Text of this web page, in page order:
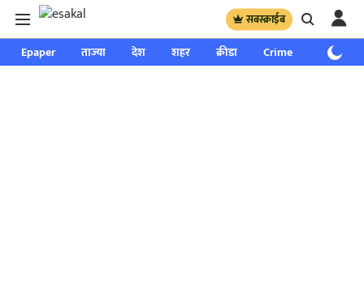
सबस्क्राईब
Epaper ताज्या देश शहर क्रीडा Crime साप्ताहिक